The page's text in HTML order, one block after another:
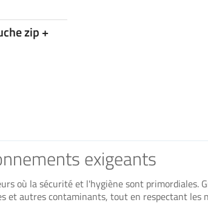
zip +
exigeants
où la sécurité et l'hygiène sont primordiales.
et autres contaminants, tout en respectant les